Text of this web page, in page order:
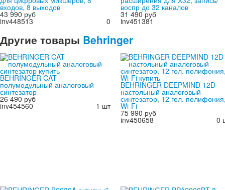
входов, 8 выходов
43 990 руб
0
inv448513
воспр до 32 каналов
31 490 руб
inv451381
Другие товары Behringer
BEHRINGER CAT
полумодульный аналоговый
синтезатор
26 490 руб
1 шт
inv454560
BEHRINGER DEEPMIND 12D
настольный аналоговый
синтезатор, 12 гол.
Wi-Fi
75 990 руб
0
inv450658